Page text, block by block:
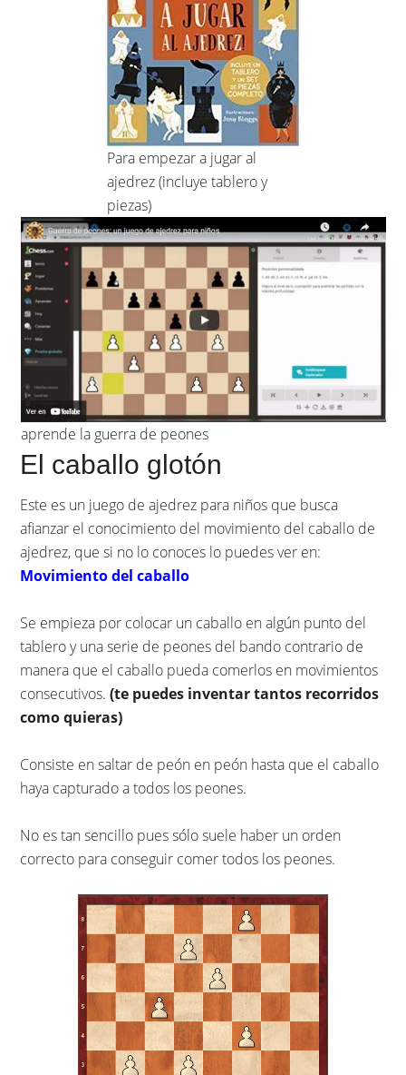
Para empezar a jugar al
ajedrez (incluye tablero y
piezas)
aprende la guerra de peones
El caballo glotón
Este es un juego de ajedrez para niños que busca
afianzar el conocimiento del movimiento del caballo de
ajedrez, que si no lo conoces lo puedes ver en:
Movimiento del caballo
Se empieza por colocar un caballo en algún punto del
tablero y una serie de peones del bando contrario de
manera que el caballo pueda comerlos en movimientos
consecutivos.(te puedes inventar tantos recorridos
como quieras)
Consiste en saltar de peón en peón hasta que el caballo
haya capturado a todos los peones.
No es tan sencillo pues sólo suele haber un orden
correcto para conseguir comer todos los peones.